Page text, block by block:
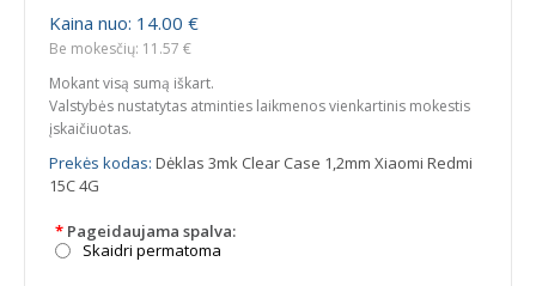
Kaina nuo: 14.00 €
Be mokesčių: 11.57 €
Mokant visą sumą iškart.
Valstybės nustatytas atminties laikmenos vienkartinis mokestis
įskaičiuotas.
Prekės kodas: Dėklas 3mk Clear Case 1,2mm Xiaomi Redmi
15C 4G
* Pageidaujama spalva:
Skaidri permatoma